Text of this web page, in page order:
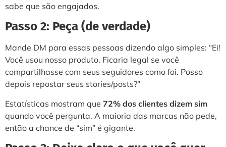
sabe que são engajados.
Passo 2: Peça (de verdade)
Mande DM para essas pessoas dizendo algo simples: “Ei!
Você usou nosso produto. Ficaria legal se você
compartilhasse com seus seguidores como foi. Posso
depois repostar seus stories/posts?”
Estatísticas mostram que 72% dos clientes dizem sim
quando você pergunta. A maioria das marcas não pede,
então a chance de “sim” é gigante.